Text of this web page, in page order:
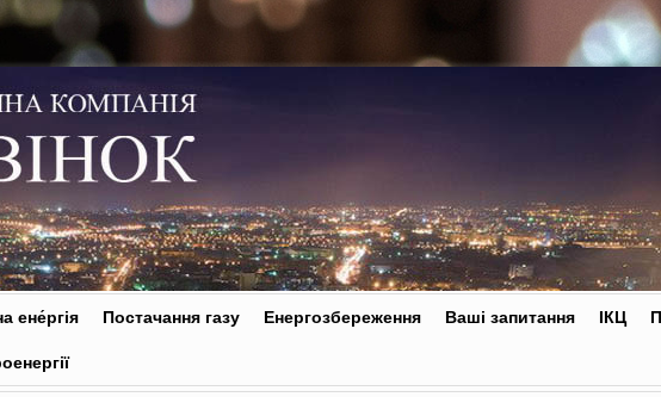
ене́ргія Постачання газу Енергозбереження Ваші запитання ІКЦ